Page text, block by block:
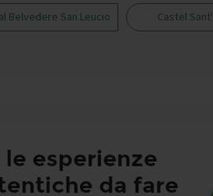
Belvedere San Leucio Castel